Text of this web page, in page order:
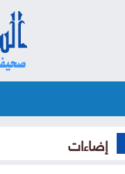
إضاءات